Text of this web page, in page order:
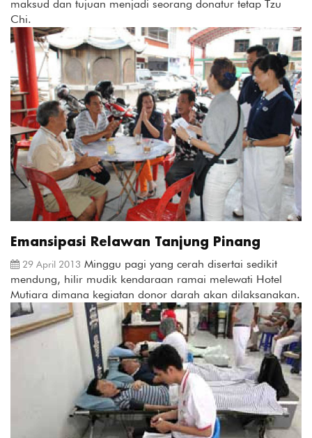
maksud dan tujuan menjadi seorang donatur tetap Tzu
Chi.
Emansipasi Relawan Tanjung Pinang
29 April 2013 Minggu pagi yang cerah disertai sedikit
mendung, hilir mudik kendaraan ramai melewati Hotel
Mutiara dimana kegiatan donor darah akan dilaksanakan.